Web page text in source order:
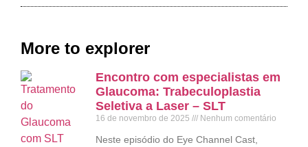
More to explorer
Encontro com especialistas em
Glaucoma: Trabeculoplastia
Seletiva a Laser – SLT
16 de novembro de 2025 Nenhum comentário
Neste episódio do Eye Channel Cast,